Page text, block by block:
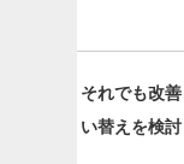
それでも改
い替えを検討